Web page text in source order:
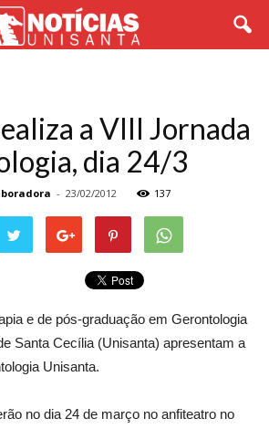
a VIII Jornada
dia 24/3
- 23/02/2012 137
e de pós-graduação em Gerontologia
Santa Cecília (Unisanta) apresentam a
Unisanta.
no dia 24 de março no anfiteatro no